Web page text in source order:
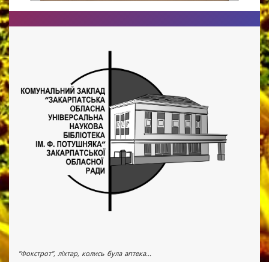
"Фокстрот", ліхтар, колись була аптека...